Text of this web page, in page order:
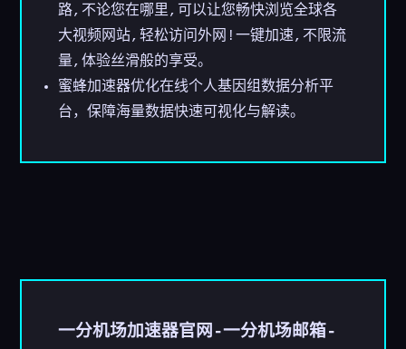
路,不论您在哪里,可以让您畅快浏览全球各
大视频网站,轻松访问外网!一键加速,不限流
量,体验丝滑般的享受。
蜜蜂加速器优化在线个人基因组数据分析平
台，保障海量数据快速可视化与解读。
一分机场加速器官网-一分机场邮箱-